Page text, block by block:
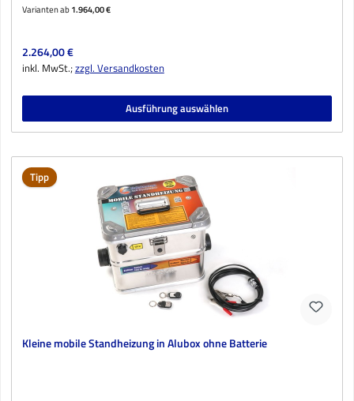
Varianten ab1.964,00 €
Regulärer Preis:
2.264,00 €
inkl. MwSt.;zzgl. Versandkosten
Ausführung auswählen
Tipp
Kleine mobile Standheizung in Alubox ohne Batterie